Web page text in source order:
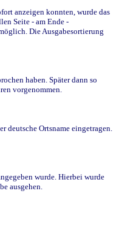
anzeigen konnten, wurde das
Seite - am Ende -
Die Ausgabesortierung
haben. Später dann so
vorgenommen.
Ortsname eingetragen.
wurde. Hierbei wurde
ausgehen.